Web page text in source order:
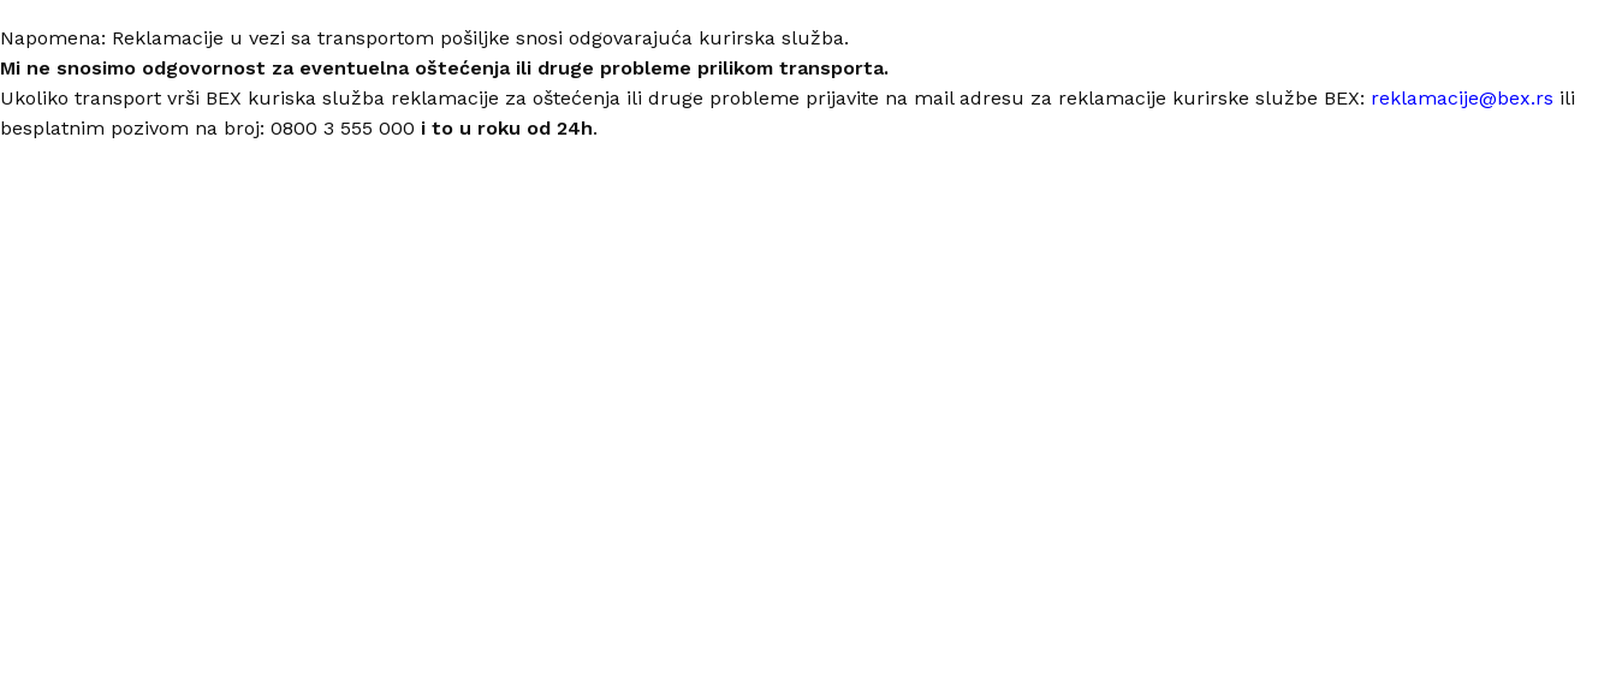
Napomena: Reklamacije u vezi sa transportom pošiljke snosi odgovarajuća kurirska služba.
Mi ne snosimo odgovornost za eventuelna oštećenja ili druge probleme prilikom transporta.
Ukoliko transport vrši BEX kuriska služba reklamacije za oštećenja ili druge probleme prijavite na mail adresu za reklamacije kurirske službe BEX: reklamacije@bex.rs ili
besplatnim pozivom na broj: 0800 3 555 000 i to u roku od 24h.